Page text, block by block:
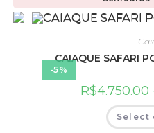
-5%
CAIAQUE SAFARI
R$4.750.00
Select